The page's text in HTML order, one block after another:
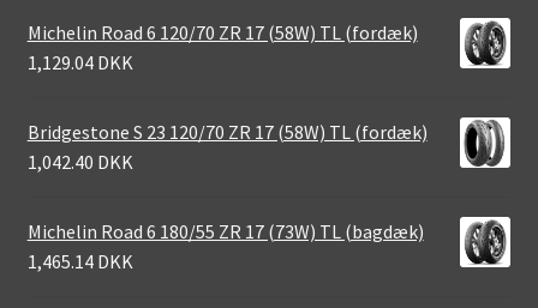
Michelin Road 6 120/70 ZR 17 (58W) TL (fordæk)
1,129.04 DKK
Bridgestone S 23 120/70 ZR 17 (58W) TL (fordæk)
1,042.40 DKK
Michelin Road 6 180/55 ZR 17 (73W) TL (bagdæk)
1,465.14 DKK